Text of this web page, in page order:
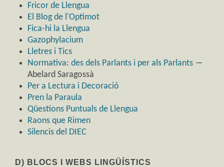
Fricor de Llengua
El Blog de l'Optimot
Fica-hi la Llengua
Gazophylacium
Lletres i Tics
Normativa: des dels Parlants i per als Parlants ―
Abelard Saragossà
Per a Lectura i Decoració
Pren la Paraula
Qüestions Puntuals de Llengua
Raons que Rimen
Silencis del DIEC
D) BLOCS I WEBS LINGÜÍSTICS